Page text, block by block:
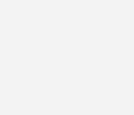
Eis
aus dem Markt